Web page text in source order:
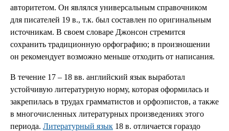
авторитетом. Он являлся универсальным справочником
для писателей 19 в., т.к. был составлен по оригинальным
источникам. В своем словаре Джонсон стремится
сохранить традиционную орфографию; в произношении
он рекомендует возможно меньше отходить от написания.
В течение 17 – 18 вв. английский язык выработал
устойчивую литературную норму, которая оформилась и
закрепилась в трудах грамматистов и орфоэпистов, а также
в многочисленных литературных произведениях этого
периода. Литературный язык 18 в. отличается гораздо